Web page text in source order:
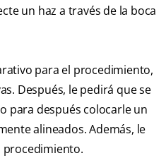
un haz a través de la boca
para el procedimiento,
Después, le pedirá que se
para después colocarle un
alineados. Además, le
procedimiento.